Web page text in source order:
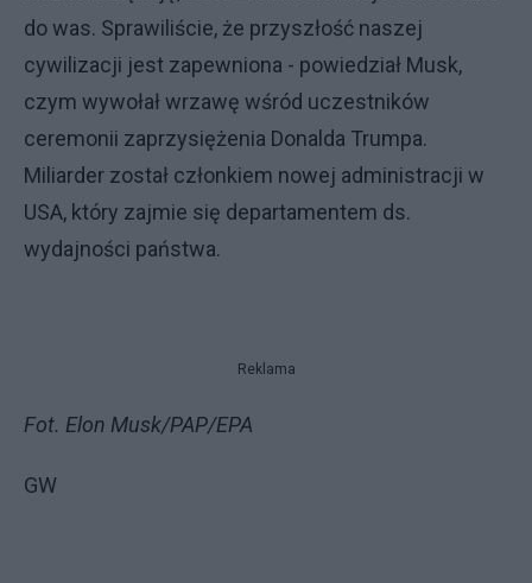
do was. Sprawiliście, że przyszłość naszej
cywilizacji jest zapewniona - powiedział Musk,
czym wywołał wrzawę wśród uczestników
ceremonii zaprzysiężenia Donalda Trumpa.
Miliarder został członkiem nowej administracji w
USA, który zajmie się departamentem ds.
wydajności państwa.
Reklama
Fot. Elon Musk/PAP/EPA
GW